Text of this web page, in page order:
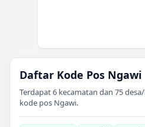
Daftar Kode Pos Ngawi
Terdapat6 kecamatan dan 75
kode pos Ngawi.